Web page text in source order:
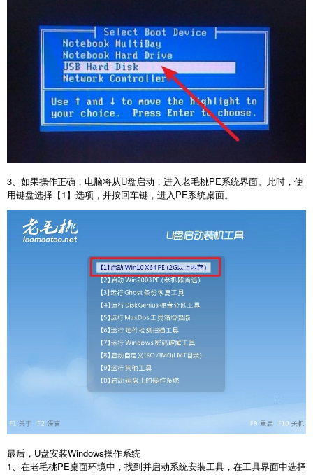
3 、如果操作正确，电脑将从U盘启动，进入老毛桃PE系统界面。此时，使
用键盘选择【1】选项，并按回车键，进入 PE系统桌面。
最后， U盘安装Windows操作系统
1、在老毛桃PE桌面环境中，找到并启动系统安装工具，在工具界面中选择